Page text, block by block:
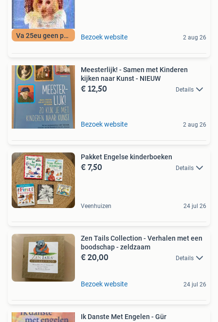
Va 25eu geen porto Bezoek website 2 aug 26
Meesterlijk! - Samen met Kinderen
kijken naar Kunst - NIEUW
€ 12,50 Details
Bezoek website 2 aug 26
Pakket Engelse kinderboeken
€ 7,50 Details
Veenhuizen 24 jul 26
Zen Tails Collection - Verhalen met een
boodschap - zeldzaam
€ 20,00 Details
Bezoek website 24 jul 26
Ik Danste Met Engelen - Gür